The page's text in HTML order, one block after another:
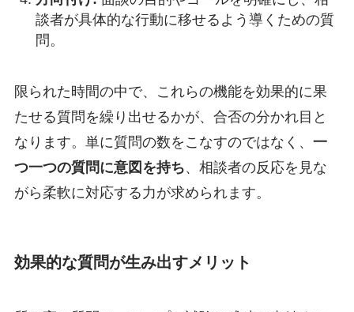
談者が具体的な行動に移せるよう導くための質
問。
限られた時間の中で、これらの機能を効果的に果
たせる質問を繰り出せるかが、合否の分かれ目と
なります。単に質問の数をこなすのではなく、 一
つ一つの質問に意図を持ち、相談者の反応を見な
がら柔軟に対応する力が求められます。
効果的な質問が生み出すメリット